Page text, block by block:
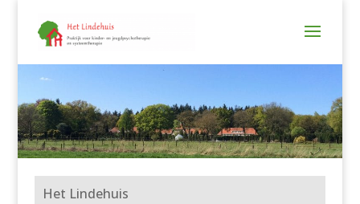
Het Lindehuis